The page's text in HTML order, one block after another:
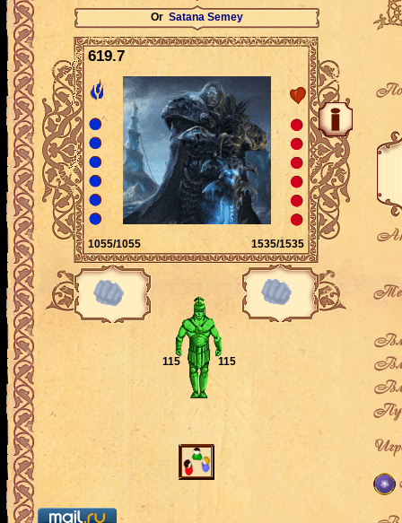
Or Satana Semey
619.7
1055/1055 1535/1535
115 115